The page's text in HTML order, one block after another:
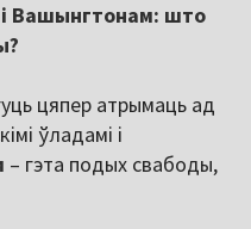
Вашынгтонам: што
цяпер атрымаць ад
ўладамі і
– гэта подых свабоды,